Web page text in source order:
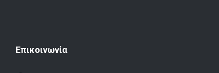
Επικοινωνία